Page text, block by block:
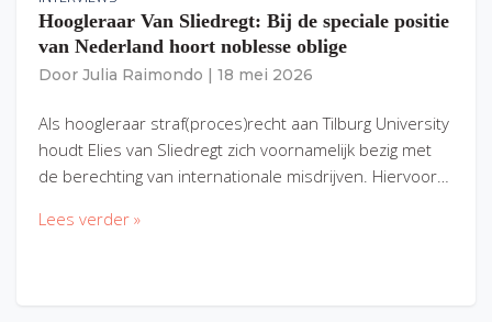
Hoogleraar Van Sliedregt: Bij de speciale positie
van Nederland hoort noblesse oblige
Door Julia Raimondo 18 mei 2026
Als hoogleraar straf(proces)recht aan Tilburg University
houdt Elies van Sliedregt zich voornamelijk bezig met
de berechting van internationale misdrijven. Hiervoor…
Lees verder »